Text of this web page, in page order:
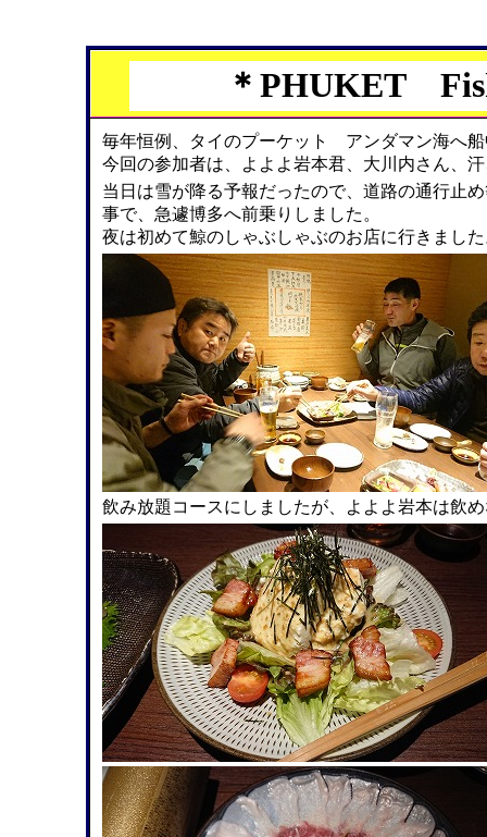
＊PHUKET
毎年恒例、タイのプーケット アンダマン海へ
今回の参加者は、よよよ岩本君、大川内さん、
当日は雪が降る予報だったので、道路の通行止
事で、急遽博多へ前乗りしました。
夜は初めて鯨のしゃぶしゃぶのお店に行きまし
飲み放題コースにしましたが、よよよ岩本は飲